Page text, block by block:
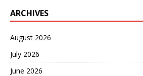
击落了5-6架印度空军战
机。特朗普在亚美尼亚-阿塞
认印度空军损失战机的情
况。印度空军参谋长急忙找
补，抛出所谓印度击落了6
架巴基斯坦空军战机，这就
ARCHIVES
August 2026
July 2026
June 2026